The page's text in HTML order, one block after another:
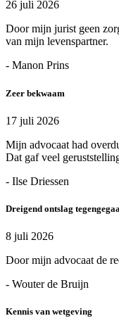
26 juli 2026
Door mijn jurist geen
van mijn levenspartner.
- Manon Prins
Zeer bekwaam
17 juli 2026
Mijn advocaat had
Dat gaf veel
- Ilse Driessen
Dreigend ontslag
8 juli 2026
Door mijn advocaat de
- Wouter de Bruijn
Kennis van wetgeving